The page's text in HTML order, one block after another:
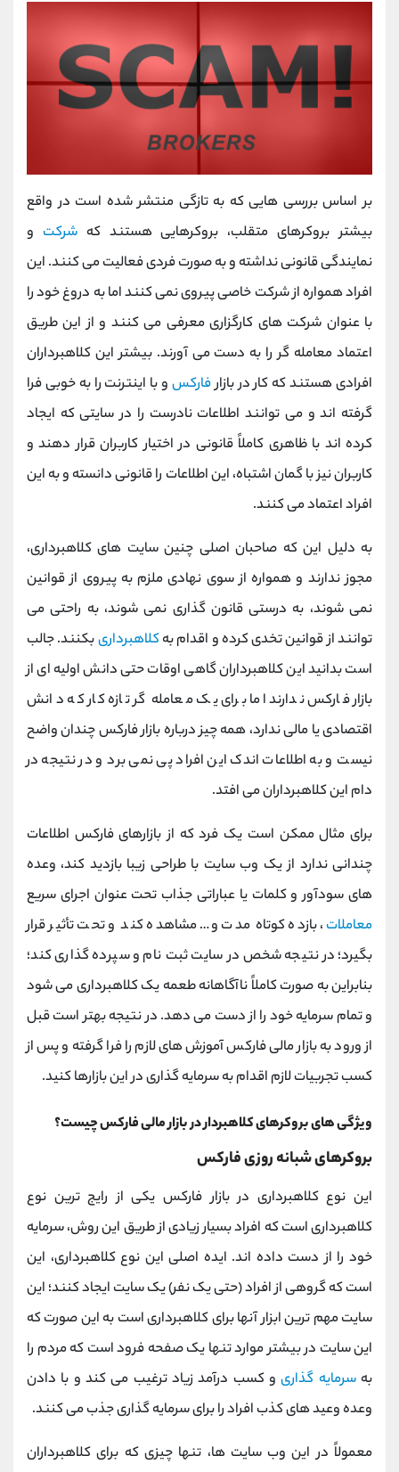
بر اساس بررسی هایی که به تازگی منتشر شده است در واقع
بیشتر بروکرهای متقلب، بروکرهایی هستند کهشرکت و
نمایندگی قانونی نداشته و به ‌صورت فردی فعالیت می ‌کنند. این
افراد همواره از شرکت خاصی پیروی نمی کنند اما به دروغ خود را
با عنوان شرکت‌ های کارگزاری معرفی می‌ کنند و از این طریق
اعتماد معامله گر را به دست می آورند. بیشتر این کلاهبرداران
افرادی هستند که کار در بازارفارکس و با اینترنت را به‌ خوبی فرا
گرفته اند و می‌ توانند اطلاعات نادرست را در سایتی که ایجاد
کرده ‌اند با ظاهری کاملاً قانونی در اختیار کاربران قرار دهند و
کاربران نیز با گمان اشتباه، این اطلاعات را قانونی دانسته و به این
افراد اعتماد می کنند.
به دلیل این که صاحبان اصلی چنین سایت‌ های کلاهبرداری،
مجوز ندارند و همواره از سوی نهادی ملزم به پیروی از قوانین
نمی شوند، به ‌درستی قانون‌ گذاری نمی‌ شوند، به راحتی می
توانند از قوانین تخدی کرده و اقدام بهکلاهبرداریبکنند. جالب
است بدانید این کلاهبرداران گاهی اوقات حتی دانش اولیه ‌ای از
بازار فارکس ندارند اما برای یک معامله ‌گر تازه‌ کار که دانش
اقتصادی یا مالی ندارد، همه‌ چیز درباره بازار فارکس چندان واضح
نیست و به اطلاعات اندک این افراد پی نمی برد و در نتیجه در
دام این کلاهبرداران می افتد.
برای مثال ممکن است یک فرد که از بازارهای فارکس اطلاعات
چندانی ندارد از یک وب‌ سایت با طراحی زیبا بازدید کند، وعده
‌های سودآور و کلمات یا عباراتی جذاب تحت عنوان اجرای سریع
معاملات ، بازده کوتاه‌ مدت و… مشاهده کند و تحت تأثیر قرار
بگیرد؛ در نتیجه شخص در سایت ثبت ‌نام و سپرده‌ گذاری ‌کند؛
بنابراین به ‌صورت کاملاً ناآگاهانه طعمه یک کلاهبرداری می ‌شود
و تمام سرمایه خود را از دست می دهد. در نتیجه بهتر است قبل
از ورود به بازار مالی فارکس آموزش های لازم را فرا گرفته و پس از
کسب تجربیات لازم اقدام به سرمایه گذاری در این بازارها کنید.
ویژگی های بروکرهای کلاهبردار در بازار مالی فارکس چیست؟
بروکرهای شبانه‌ روزی فارکس
این نوع کلاهبرداری در بازار فارکس یکی از رایج ترین نوع
کلاهبرداری است که افراد بسیار زیادی از طریق این روش، سرمایه
خود را از دست داده اند. ایده اصلی این نوع کلاهبرداری، این
است که گروهی از افراد (حتی یک نفر) یک سایت ایجاد کنند؛ این
سایت مهم ترین ابزار آنها برای کلاهبرداری است به این صورت که
این سایت در بیشتر موارد تنها یک صفحه فرود است که مردم را
بهسرمایه‌ گذاریو کسب درآمد زیاد ترغیب می ‌کند و با دادن
وعده وعید های کذب افراد را برای سرمایه گذاری جذب می کنند.
معمولاً در این وب سایت ‌ها، تنها چیزی که برای کلاهبرداران